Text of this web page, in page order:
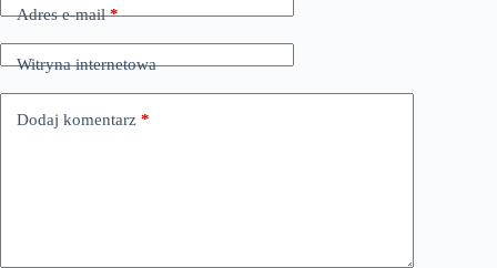
Adres e-mail*
Witryna internetowa
Dodaj komentarz *